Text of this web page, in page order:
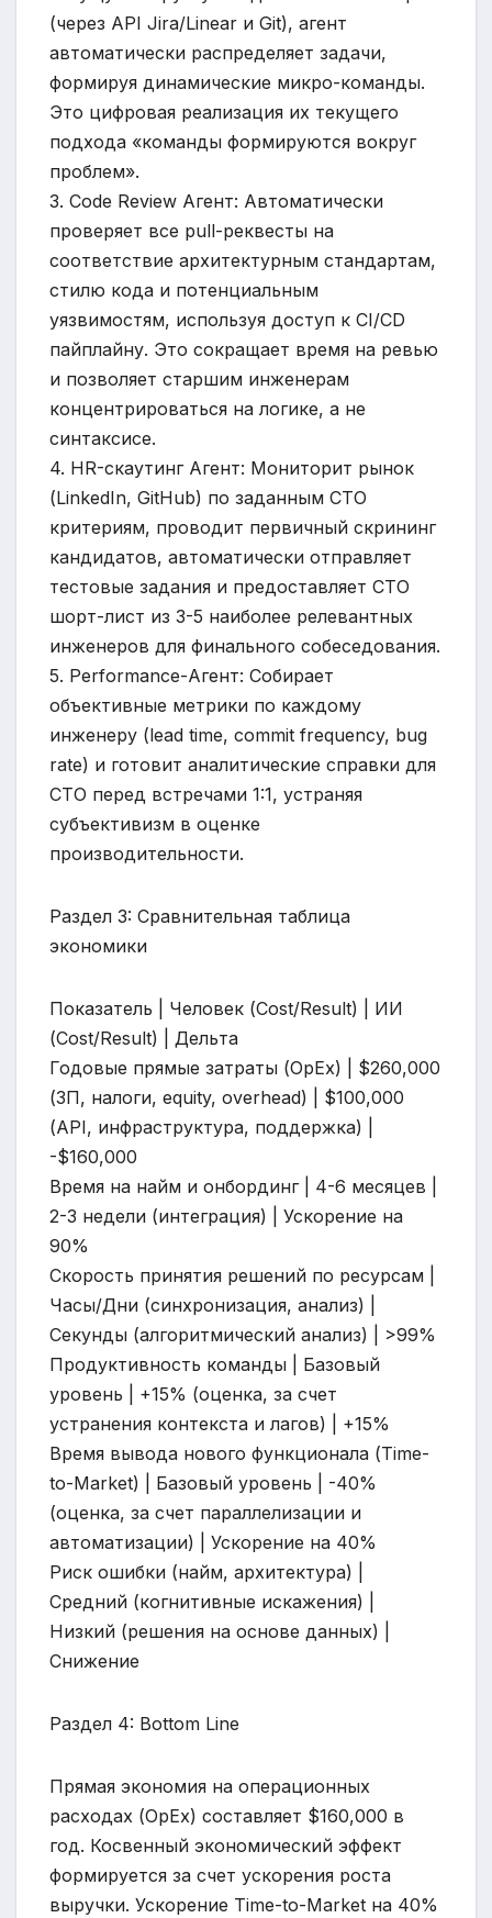
(через API Jira/Linear и Git), агент
автоматически распределяет задачи,
формируя динамические микро-команды.
Это цифровая реализация их текущего
подхода «команды формируются вокруг
проблем».
3. Code Review Агент: Автоматически
проверяет все pull-реквесты на
соответствие архитектурным стандартам,
стилю кода и потенциальным
уязвимостям, используя доступ к CI/CD
пайплайну. Это сокращает время на ревью
и позволяет старшим инженерам
концентрироваться на логике, а не
синтаксисе.
4. HR-скаутинг Агент: Мониторит рынок
(LinkedIn, GitHub) по заданным CTO
критериям, проводит первичный скрининг
кандидатов, автоматически отправляет
тестовые задания и предоставляет CTO
шорт-лист из 3-5 наиболее релевантных
инженеров для финального собеседования.
5. Performance-Агент: Собирает
объективные метрики по каждому
инженеру (lead time, commit frequency, bug
rate) и готовит аналитические справки для
CTO перед встречами 1:1, устраняя
субъективизм в оценке
производительности.
Раздел 3: Сравнительная таблица
экономики
Показатель | Человек (Cost/Result) | ИИ
(Cost/Result) | Дельта
Годовые прямые затраты (OpEx) | $260,000
(ЗП, налоги, equity, overhead) | $100,000
(API, инфраструктура, поддержка) |
-$160,000
Время на найм и онбординг | 4-6 месяцев |
2-3 недели (интеграция) | Ускорение на
90%
Скорость принятия решений по ресурсам |
Часы/Дни (синхронизация, анализ) |
Секунды (алгоритмический анализ) | >99%
Продуктивность команды | Базовый
уровень | +15% (оценка, за счет
устранения контекста и лагов) | +15%
Время вывода нового функционала (Time-
to-Market) | Базовый уровень | -40%
(оценка, за счет параллелизации и
автоматизации) | Ускорение на 40%
Риск ошибки (найм, архитектура) |
Средний (когнитивные искажения) |
Низкий (решения на основе данных) |
Снижение
Раздел 4: Bottom Line
Прямая экономия на операционных
расходах (OpEx) составляет $160,000 в
год. Косвенный экономический эффект
формируется за счет ускорения роста
выручки. Ускорение Time-to-Market на 40%